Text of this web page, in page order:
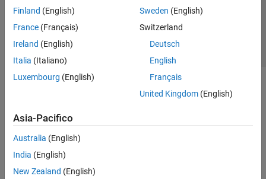
Finland (English)
France (Français)
Ireland (English)
Italia (Italiano)
Luxembourg (English)
Sweden (English)
Switzerland
Deutsch
English
Français
United Kingdom(English)
Asia-Pacifico
Australia (English)
India (English)
New Zealand (English)